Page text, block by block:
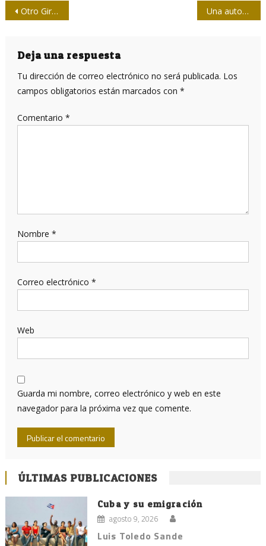
Navegación
entradas
Otro Girón en su 60 aniversario Una autopesquisa necesaria
Deja una respuesta
Tu dirección de correo electrónico no será publicada. Los
campos obligatorios están marcados con *
Comentario *
Nombre *
Correo electrónico *
Web
Guarda mi nombre, correo electrónico y web en este
navegador para la próxima vez que comente.
ÚLTIMAS PUBLICACIONES
Cuba y su emigración
agosto 9, 2026
Luis Toledo Sande